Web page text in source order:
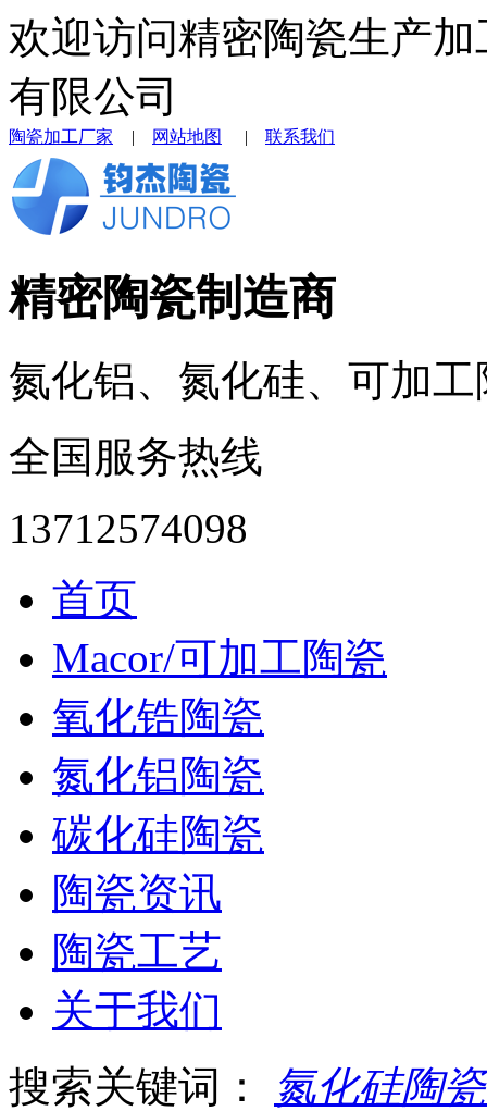
欢迎访问精密陶瓷生产
有限公司
陶瓷加工厂家 | 网站地图 | 联系我们
精密陶瓷制造商
氮化铝、氮化硅、可加
全国服务热线
13712574098
首页
Macor/可加工陶瓷
氧化锆陶瓷
氮化铝陶瓷
碳化硅陶瓷
陶瓷资讯
陶瓷工艺
关于我们
搜索关键词：
氮化硅陶